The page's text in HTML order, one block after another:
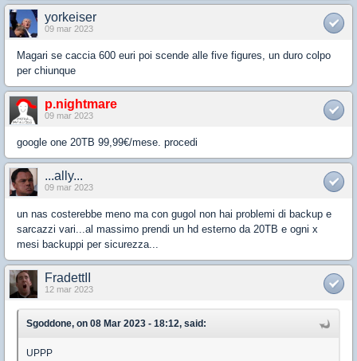
yorkeiser
09 mar 2023
Magari se caccia 600 euri poi scende alle five figures, un duro colpo
per chiunque
p.nightmare
09 mar 2023
google one 20TB 99,99€/mese. procedi
...ally...
09 mar 2023
un nas costerebbe meno ma con gugol non hai problemi di backup e
sarcazzi vari...al massimo prendi un hd esterno da 20TB e ogni x
mesi backuppi per sicurezza...
FradettII
12 mar 2023
Sgoddone, on 08 Mar 2023 - 18:12, said:
UPPP